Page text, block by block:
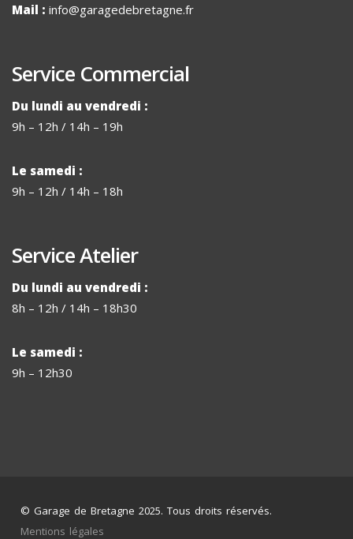
Mail : info@garagedebretagne.fr
Service Commercial
Du lundi au vendredi :
9h – 12h / 14h – 19h
Le samedi :
9h – 12h / 14h – 18h
Service Atelier
Du lundi au vendredi :
8h – 12h / 14h – 18h30
Le samedi :
9h – 12h30
© Garage de Bretagne 2025. Tous droits réservés.
Mentions légales